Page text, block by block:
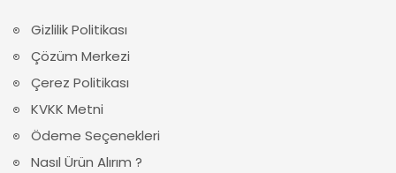
Gizlilik Politikası
Çözüm Merkezi
Çerez Politikası
KVKK Metni
Ödeme Seçenekleri
Nasıl Ürün Alırım ?